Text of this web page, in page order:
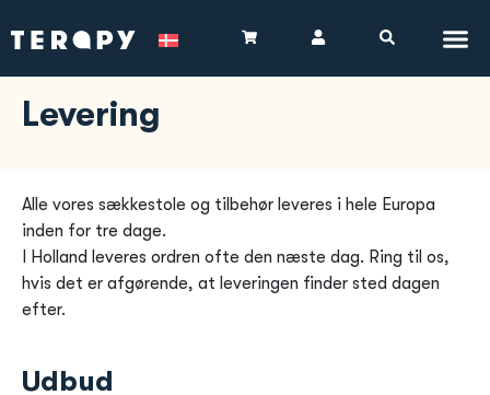
Levering
Alle vores sækkestole og tilbehør leveres i hele Europa
inden for tre dage.
I Holland leveres ordren ofte den næste dag. Ring til os,
hvis det er afgørende, at leveringen finder sted dagen
efter.
Udbud